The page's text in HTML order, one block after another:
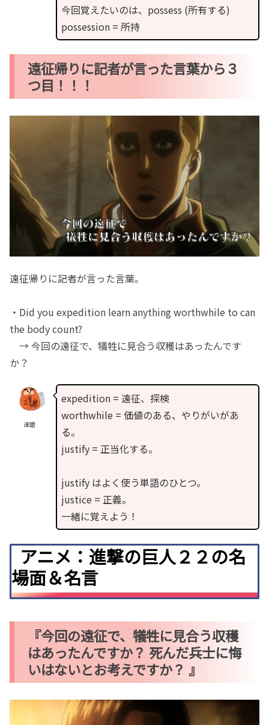
今回覚えたいのは、possess (所有する)
possession = 所持
遠征帰りに記者が言った言葉から３
つ目！！！
遠征帰りに記者が言った言葉。
・Did you expedition learn anything worthwhile to can
the body count?
→ 今回の遠征で、犠牲に見合う収穫はあったんです
か？
達磨
expedition = 遠征、探検
worthwhile = 価値のある、やりがいがあ
る。
justify = 正当化する。
justify はよく使う単語のひとつ。
justice = 正義。
一緒に覚えよう！
アニメ：進撃の巨人２２の名
場面＆名言
『今回の遠征で、犠牲に見合う収穫
はあったんですか？ 死んだ兵士に悔
いはないとお考えですか？ 』